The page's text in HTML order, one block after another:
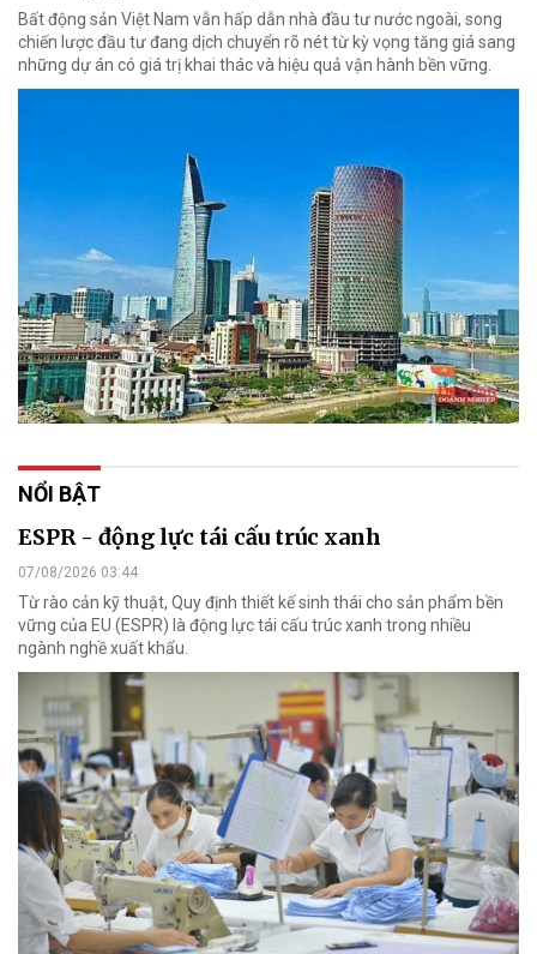
Bất động sản Việt Nam vẫn hấp dẫn nhà đầu tư nước ngoài, song
chiến lược đầu tư đang dịch chuyển rõ nét từ kỳ vọng tăng giá sang
những dự án có giá trị khai thác và hiệu quả vận hành bền vững.
NỔI BẬT
ESPR - động lực tái cấu trúc xanh
07/08/2026 03:44
Từ rào cản kỹ thuật, Quy định thiết kế sinh thái cho sản phẩm bền
vững của EU (ESPR) là động lực tái cấu trúc xanh trong nhiều
ngành nghề xuất khẩu.